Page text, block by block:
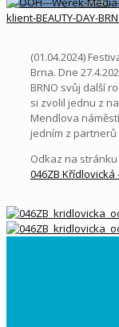
(01.04.2024)
Brna. Dne
BRNO svůj další
si zvolil jednu z
Mendlova
jedním z partnerů
Odkaz na
046ZB